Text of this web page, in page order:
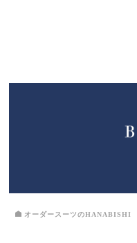
オーダースーツのHANABISHI